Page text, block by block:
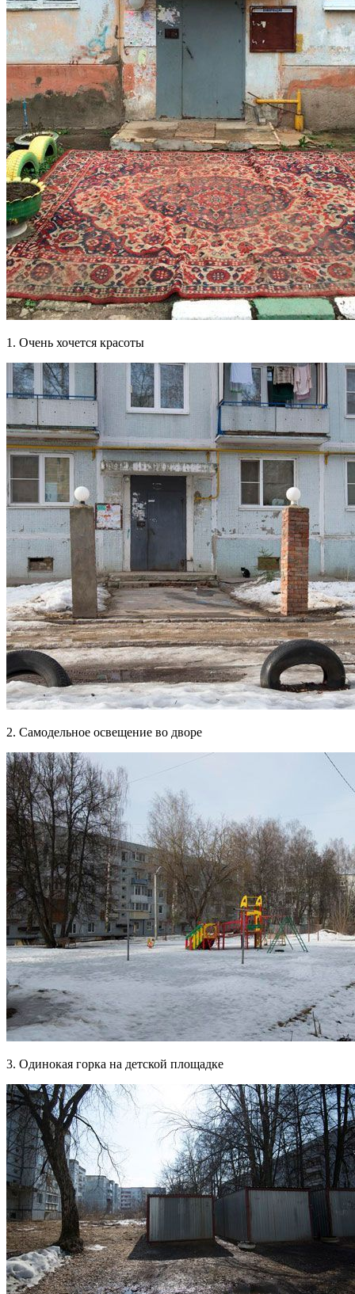
1. Очень хочется красоты
2. Самодельное освещение во дворе
3. Одинокая горка на детской площадке